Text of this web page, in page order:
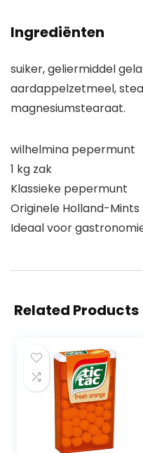
Ingrediënten
suiker, geliermiddel
aardappelzetmeel,
magnesiumstearaat.
wilhelmina pepermunt
1 kg zak
Klassieke pepermunt
Originele Holland-Mints
Ideaal voor
Related Products